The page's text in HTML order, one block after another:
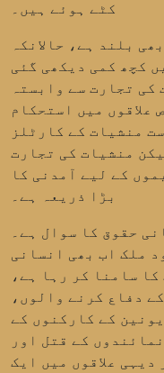
کٹے ہوئے ہیں۔
بلند ہے، حالانکہ
کچھ کمی دیکھی گئی
کی تجارت سے وابستہ
علاقوں میں استحکام
منشیات کے کارٹلز
منشیات کی تجارت
کے لیے آمدنی کا
بڑا ذریعہ ہے۔
حقوق کا سوال ہے۔
ملک اب بھی انسانی
کا سامنا کر رہا ہے،
دفاع کرنے والوں،
کے کارکنوں کے
کے قتل اور
علاقوں میں ایک